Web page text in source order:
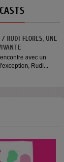
RUDI FLORES, UNE
avec un
Rudi...